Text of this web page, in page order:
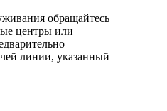
обращайтесь
центры или
линии, указанный